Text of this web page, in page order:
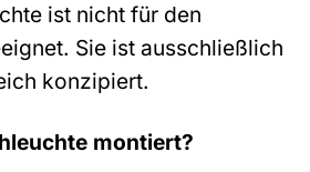
ist nicht für den
Sie ist ausschließlich
konzipiert.
montiert?